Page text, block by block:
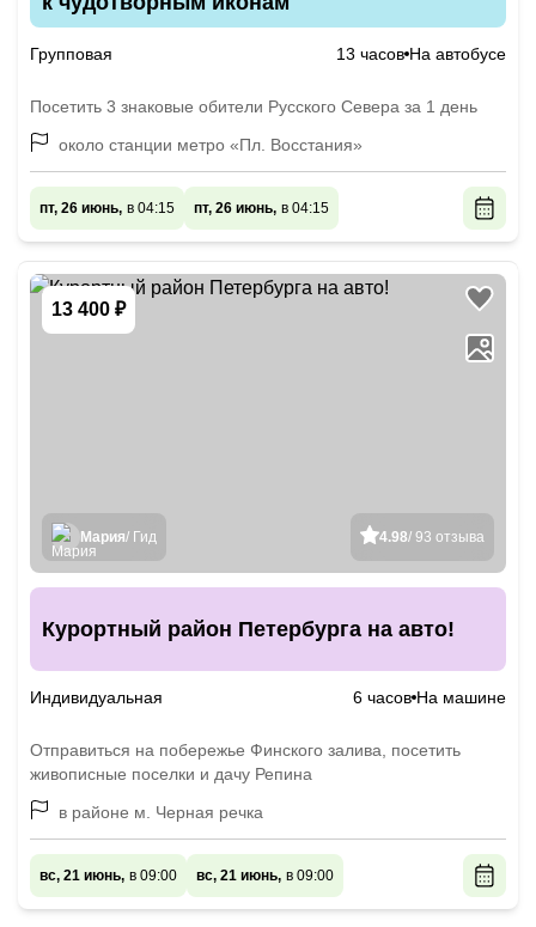
Групповая 13 часов На автобусе
Посетить 3 знаковые обители Русского Севера за 1 день
около станции метро «Пл. Восстания»
пт, 26 июнь, в 04:15 пт, 26 июнь, в 04:15
13 400 ₽
4.98/ 93 отзыва
Мария/ Гид
Курортный район Петербурга на авто!
Индивидуальная 6 часов На машине
Отправиться на побережье Финского залива, посетить
живописные поселки и дачу Репина
в районе м. Черная речка
вс, 21 июнь, в 09:00 вс, 21 июнь, в 09:00